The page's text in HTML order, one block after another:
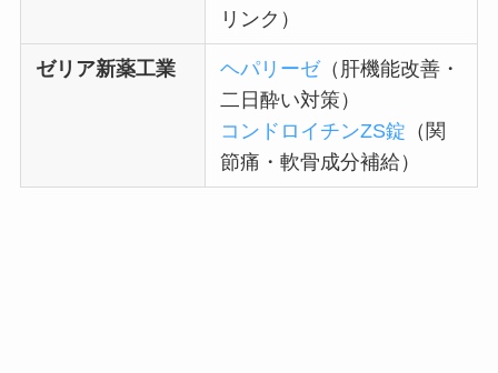
リンク）
ゼリア新薬工業 ヘパリーゼ（肝機能改善・
二日酔い対策）
コンドロイチンZS錠 （関
節痛・軟骨成分補給）